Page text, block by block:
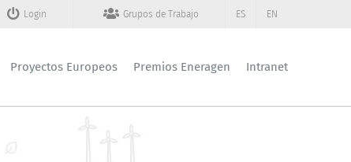
Login Grupos de Trabajo ES EN
Proyectos Europeos Premios Eneragen Intranet